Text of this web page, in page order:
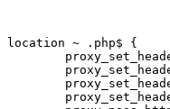
location ~ .php$ {